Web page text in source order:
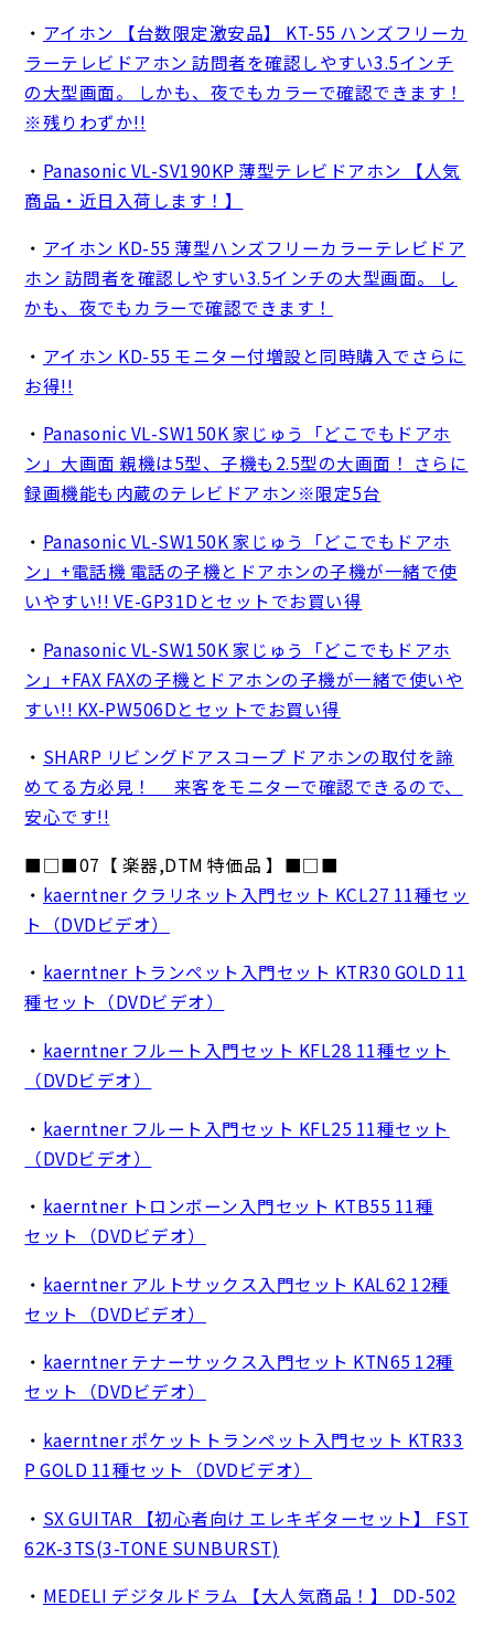
・ アイホン 【台数限定激安品】 KT-55 ハンズフリーカ
ラーテレビドアホン 訪問者を確認しやすい3.5インチ
の大型画面。 しかも、夜でもカラーで確認できます！
※残りわずか!!
・ Panasonic VL-SV190KP 薄型テレビドアホン 【人気
商品・近日入荷します！】
・ アイホン KD-55 薄型ハンズフリーカラーテレビドア
ホン 訪問者を確認しやすい3.5インチの大型画面。 し
かも、夜でもカラーで確認できます！
・ アイホン KD-55 モニター付増設と同時購入でさらに
お得!!
・ Panasonic VL-SW150K 家じゅう「どこでもドアホ
ン」大画面 親機は5型、子機も2.5型の大画面！ さらに
録画機能も内蔵のテレビドアホン※限定5台
・ Panasonic VL-SW150K 家じゅう「どこでもドアホ
ン」+電話機 電話の子機とドアホンの子機が一緒で使
いやすい!! VE-GP31Dとセットでお買い得
・ Panasonic VL-SW150K 家じゅう「どこでもドアホ
ン」+FAX FAXの子機とドアホンの子機が一緒で使いや
すい!! KX-PW506Dとセットでお買い得
・ SHARP リビングドアスコープ ドアホンの取付を諦
めてる方必見！ 来客をモニターで確認できるので、
安心です!!
■□■07【 楽器,DTM 特価品 】■□■
・ kaerntner クラリネット入門セット KCL27 11種セッ
ト（DVDビデオ）
・ kaerntner トランペット入門セット KTR30 GOLD 11
種セット（DVDビデオ）
・ kaerntner フルート入門セット KFL28 11種セット
（DVDビデオ）
・ kaerntner フルート入門セット KFL25 11種セット
（DVDビデオ）
・ kaerntner トロンボーン入門セット KTB55 11種
セット（DVDビデオ）
・ kaerntner アルトサックス入門セット KAL62 12種
セット（DVDビデオ）
・ kaerntner テナーサックス入門セット KTN65 12種
セット（DVDビデオ）
・ kaerntner ポケットトランペット入門セット KTR33
P GOLD 11種セット（DVDビデオ）
・ SX GUITAR 【初心者向け エレキギターセット】 FST
62K-3TS(3-TONE SUNBURST)
・ MEDELI デジタルドラム 【大人気商品！】 DD-502